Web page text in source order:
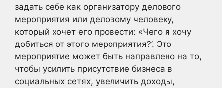
задать себе как организатору делового
мероприятия или деловому человеку,
который хочет его провести: «Чего я хочу
добиться от этого мероприятия?’. Это
мероприятие может быть направлено на то,
чтобы усилить присутствие бизнеса в
социальных сетях, увеличить доходы,